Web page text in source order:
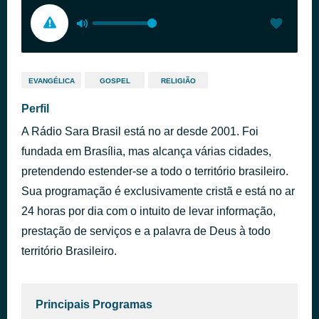
EVANGÉLICA GOSPEL RELIGIÃO
Perfil
A Rádio Sara Brasil está no ar desde 2001. Foi
fundada em Brasília, mas alcança várias cidades,
pretendendo estender-se a todo o território brasileiro.
Sua programação é exclusivamente cristã e está no ar
24 horas por dia com o intuito de levar informação,
prestação de serviços e a palavra de Deus à todo
território Brasileiro.
Principais Programas